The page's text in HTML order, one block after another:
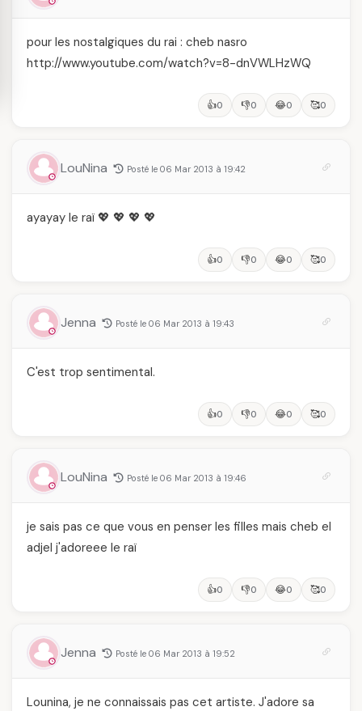
pour les nostalgiques du rai : cheb nasro
http://www.youtube.com/watch?v=8-dnVWLHzWQ
👍0 👎0 😂0 🥰0
LouNina Posté le 06 Mar 2013 à 19:42
ayayay le raï 💖 💖 💖 💖
👍0 👎0 😂0 🥰0
Jenna Posté le 06 Mar 2013 à 19:43
C'est trop sentimental.
👍0 👎0 😂0 🥰0
LouNina Posté le 06 Mar 2013 à 19:46
je sais pas ce que vous en penser les filles mais cheb el
adjel j'adoreee le raï
👍0 👎0 😂0 🥰0
Jenna Posté le 06 Mar 2013 à 19:52
Lounina, je ne connaissais pas cet artiste. J'adore sa